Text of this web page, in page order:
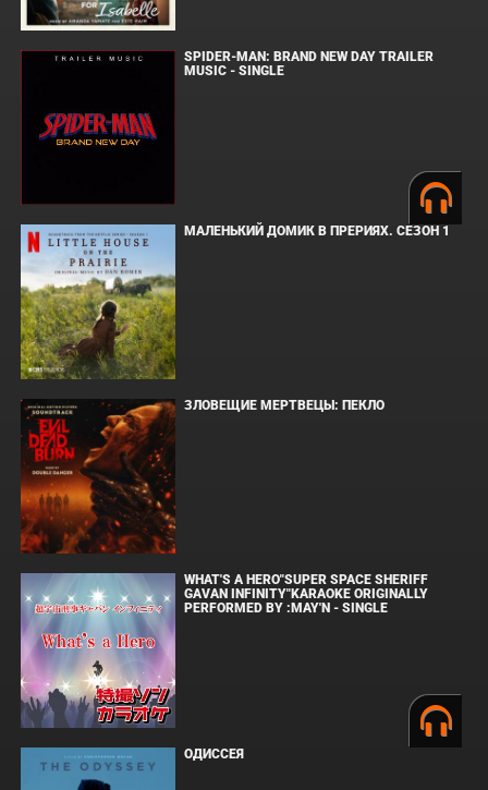
SPIDER-MAN: BRAND NEW DAY TRAILER
MUSIC - SINGLE
МАЛЕНЬКИЙ ДОМИК В ПРЕРИЯХ. СЕЗОН 1
ЗЛОВЕЩИЕ МЕРТВЕЦЫ: ПЕКЛО
WHAT'S A HERO"SUPER SPACE SHERIFF
GAVAN INFINITY"KARAOKE ORIGINALLY
PERFORMED BY :MAY'N - SINGLE
ОДИССЕЯ